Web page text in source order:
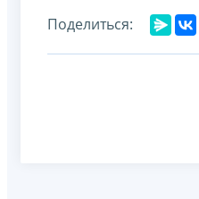
Поделиться: